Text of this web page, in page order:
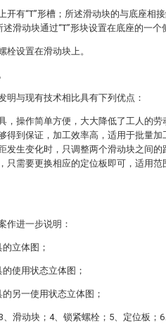
开有“T”形槽；所述滑动块的与底座相
滑动块通过“T”形块设置在底座的一个
栓设置在滑动块上。
明与现有技术相比具有下列优点：
，操作简单方便，大大降低了工人的劳
得到保证，加工效率高，适用于批量加
发生变化时，只调整两个滑动块之间的
只需要更换相应的定位板即可，适用范
作进一步说明：
立体图；
使用状态立体图；
另一使用状态立体图；
滑动块；4、锁紧螺栓；5、定位板；6